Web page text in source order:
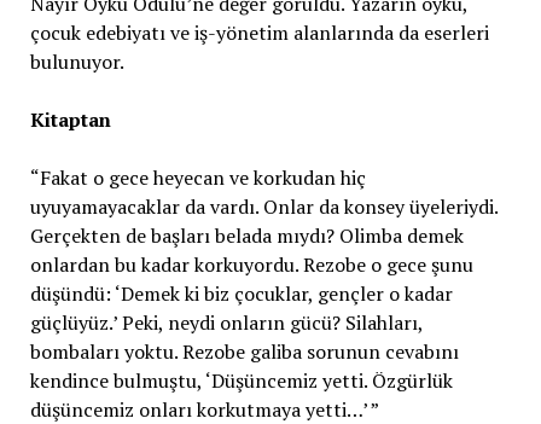
çocuk edebiyatı ve iş-yönetim alanlarında da eserleri
bulunuyor.
Kitaptan
“Fakat o gece heyecan ve korkudan hiç
uyuyamayacaklar da vardı. Onlar da konsey üyeleriydi.
Gerçekten de başları belada mıydı? Olimba demek
onlardan bu kadar korkuyordu. Rezobe o gece şunu
düşündü: ‘Demek ki biz çocuklar, gençler o kadar
güçlüyüz.’ Peki, neydi onların gücü? Silahları,
bombaları yoktu. Rezobe galiba sorunun cevabını
kendince bulmuştu, ‘Düşüncemiz yetti. Özgürlük
düşüncemiz onları korkutmaya yetti…’ ”